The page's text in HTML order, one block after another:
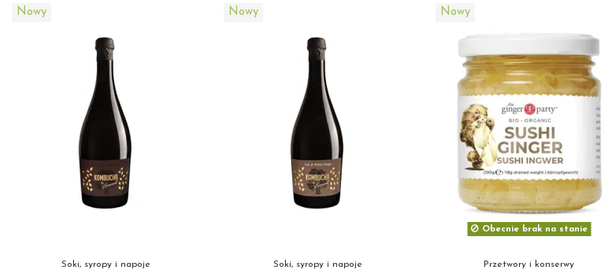
Nowy
Soki, syropy i napoje
Nowy
Soki, syropy i napoje
Nowy
Obecnie brak na stanie
Przetwory i konserwy